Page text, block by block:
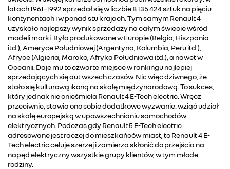
latach 1961–1992 sprzedał się w liczbie 8 135 424 sztuk na pięciu
kontynentach i w ponad stu krajach. Tym samym Renault 4
uzyskało najlepszy wynik sprzedaży na całym świecie wśród
modeli marki. Było produkowane w Europie (Belgia, Hiszpania
itd.), Ameryce Południowej (Argentyna, Kolumbia, Peru itd.),
Afryce (Algieria, Maroko, Afryka Południowa itd.), a nawet w
Oceanii. Daje mu to czwarte miejsce w rankingu najlepiej
sprzedających się aut wszech czasów. Nic więc dziwnego, że
stało się kulturową ikoną na skalę międzynarodową. To sukces,
który jednak nie onieśmiela Renault 4 E-Tech electric. Wręcz
przeciwnie, stawia ono sobie dodatkowe wyzwanie: wziąć udział
na skalę europejską w upowszechnianiu samochodów
elektrycznych. Podczas gdy Renault 5 E-Tech electric
adresowane jest raczej do mieszkańców miast, to Renault 4 E-
Tech electric celuje szerzej i zamierza skłonić do przejścia na
napęd elektryczny wszystkie grupy klientów, w tym młode
rodziny.